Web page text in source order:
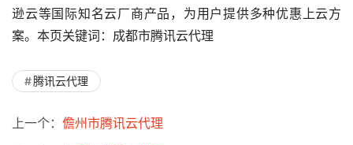
逊云等国际知名云厂商产品，为用户提供多种优惠上云方
案。本页关键词：成都市腾讯云代理
腾讯云代理
上一个： 儋州市腾讯云代理